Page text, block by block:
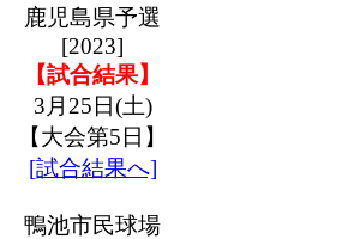
鹿児島県予選
[2023]
【試合結果】
3月25日(土)
【大会第5日】
[試合結果へ]
鴨池市民球場